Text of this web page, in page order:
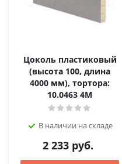
Цоколь пластиковый
(высота 100, длина
4000 мм), тортора:
10.0463 4M
В наличии на складе
2 233руб.